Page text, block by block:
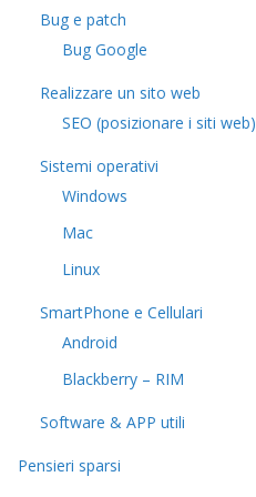
Bug e patch
Bug Google
Realizzare un sito web
SEO (posizionare i siti web)
Sistemi operativi
Windows
Mac
Linux
SmartPhone e Cellulari
Android
Blackberry – RIM
Software & APP utili
Pensieri sparsi